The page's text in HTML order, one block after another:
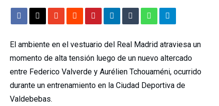
El ambiente en el vestuario del Real Madrid atraviesa un
momento de alta tensión luego de un nuevo altercado
entre Federico Valverde y Aurélien Tchouaméni, ocurrido
durante un entrenamiento en la Ciudad Deportiva de
Valdebebas.